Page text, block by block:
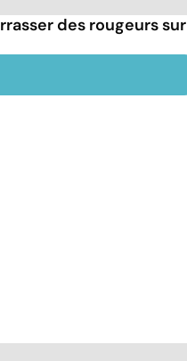
des rougeurs sur